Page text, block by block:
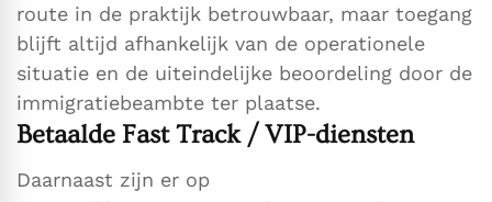
route in de praktijk betrouwbaar, maar toegang
blijft altijd afhankelijk van de operationele
situatie en de uiteindelijke beoordeling door de
immigratiebeambte ter plaatse.
Betaalde Fast Track / VIP-diensten
Daarnaast zijn er op